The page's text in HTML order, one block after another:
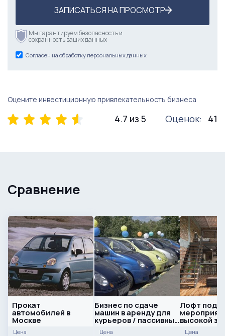
ЗАПИСАТЬСЯ НА ПРОСМОТР
Мы гарантируем безопасность и
сохранность ваших данных
Согласен на обработку персональных данных
Оцените инвестиционную привлекательность бизнеса
4.7 из 5 Оценок: 41
Сравнение
Прокат
автомобилей в
Москве
Цена
Бизнес по сдаче
машин в аренду для
курьеров / пассивный
доход
Цена
Лофт под
высокой
Цена